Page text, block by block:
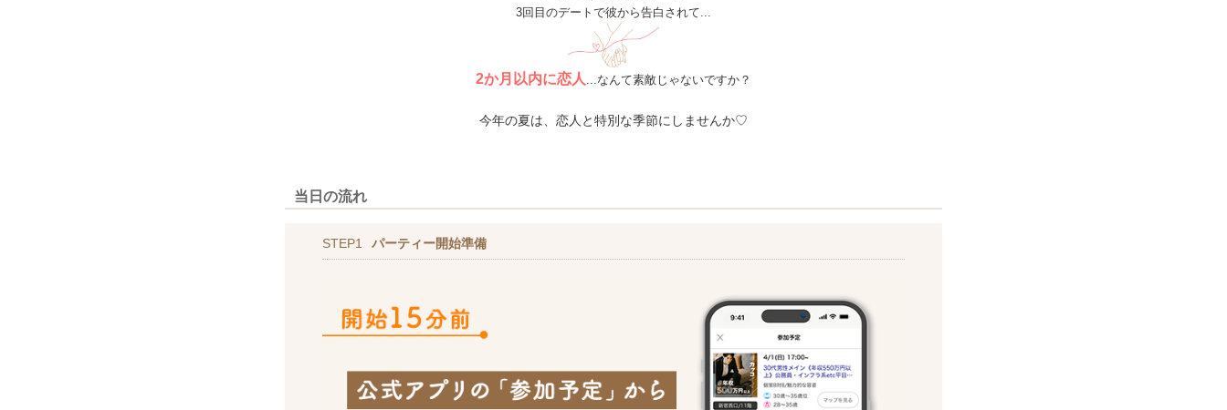
3回目のデートで彼から告白されて...
2か月以内に恋人 ...なんて素敵じゃないですか？
今年の夏は、恋人と特別な季節にしませんか♡
当日の流れ
STEP1 パーティー開始準備